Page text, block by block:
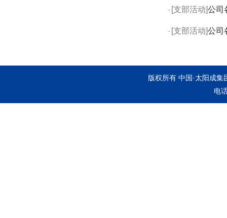
· [支部活动]公司
· [支部活动]公司
版权所有 中国·太阳成
电